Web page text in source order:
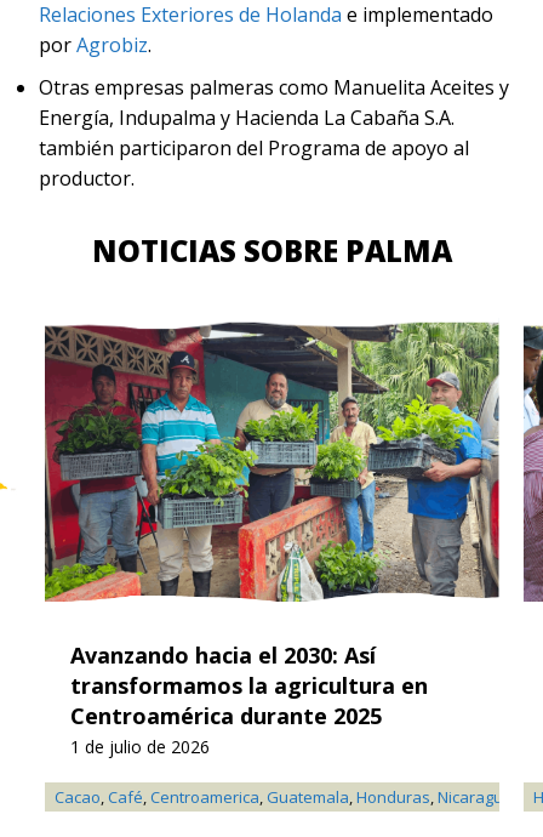
Relaciones Exteriores de Holanda e implementado
porAgrobiz.
Otras empresas palmeras como Manuelita Aceites y
Energía, Indupalma y Hacienda La Cabaña S.A.
también participaron del Programa de apoyo al
productor.
NOTICIAS SOBRE PALMA
Cacao,Café,Centroamerica, Guatemala,Honduras,Nicaragua
Avanzando hacia el 2030: Así
transformamos la agricultura en
Centroamérica durante 2025
1 de julio de 2026